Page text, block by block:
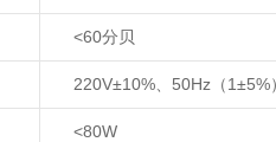
<60分贝
220V±10% 50Hz （1±5%
<80W